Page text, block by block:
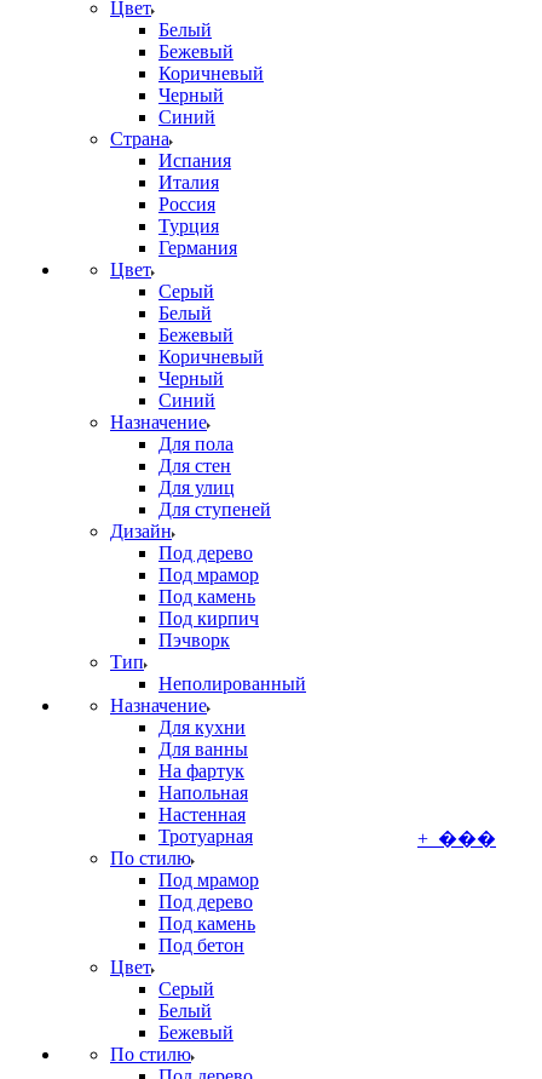
Цвет
Белый
Бежевый
Коричневый
Черный
Синий
Страна
Испания
Италия
Россия
Турция
Германия
Цвет
Серый
Белый
Бежевый
Коричневый
Черный
Синий
Назначение
Для пола
Для стен
Для улиц
Для ступеней
Дизайн
Под дерево
Под мрамор
Под камень
Под кирпич
Пэчворк
Тип
Неполированный
Назначение
Для кухни
Для ванны
На фартук
Напольная
Настенная
Тротуарная
По стилю
Под мрамор
Под дерево
Под камень
Под бетон
Цвет
Серый
Белый
Бежевый
По стилю
+ ���